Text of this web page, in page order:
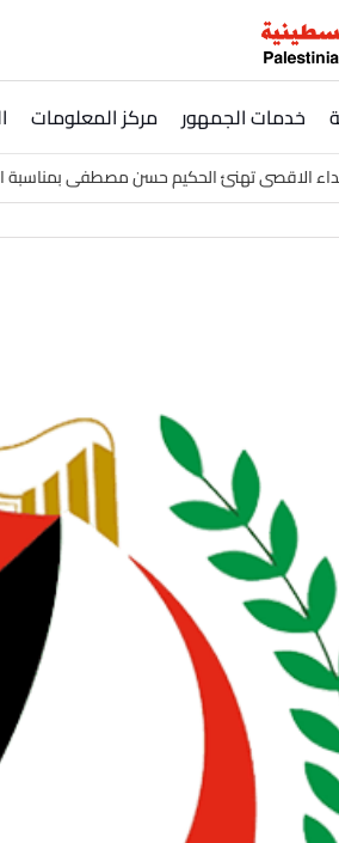
خدمات الجمهور مركز المعلومات
الاقصى تهنئ الحكيم حسن مصطفى بمناسبة